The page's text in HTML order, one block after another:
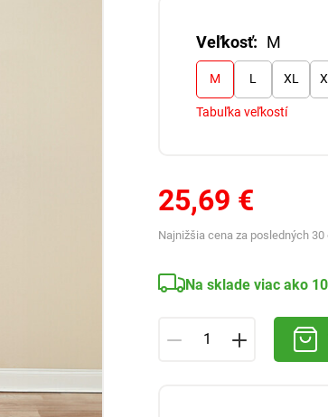
Veľkosť: M
M L XL
Tabuľka veľkostí
25,69 €
Najnižšia cena za posledných 30
Na sklade viac ako